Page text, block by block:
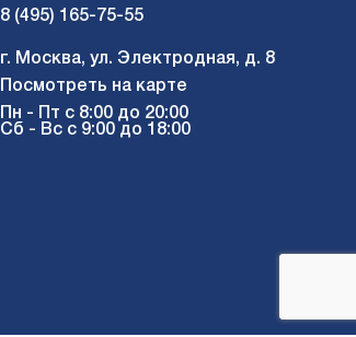
8 (495) 165-75-55
г. Москва, ул. Электродная, д. 8
Посмотреть на карте
Пн - Пт с 8:00 до 20:00
Сб - Вс с 9:00 до 18:00